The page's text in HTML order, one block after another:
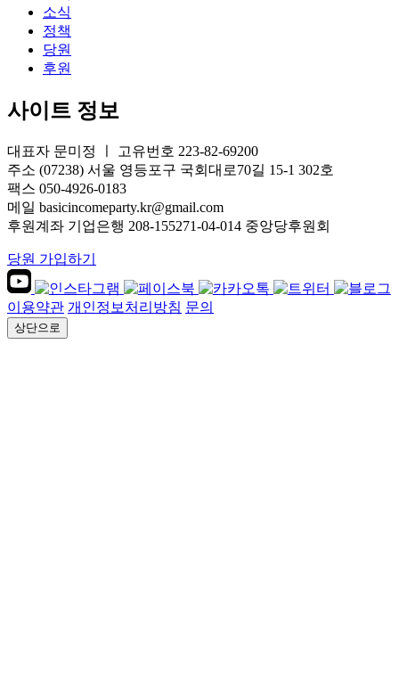
소식
정책
당원
후원
사이트 정보
대표자 문미정 ㅣ 고유번호 223-82-69200
주소 (07238) 서울 영등포구 국회대로70길 15-1 302호
팩스 050-4926-0183
메일 basicincomeparty.kr@gmail.com
후원계좌 기업은행 208-155271-04-014 중앙당후원회
당원 가입하기
이용약관 개인정보처리방침 문의
상단으로